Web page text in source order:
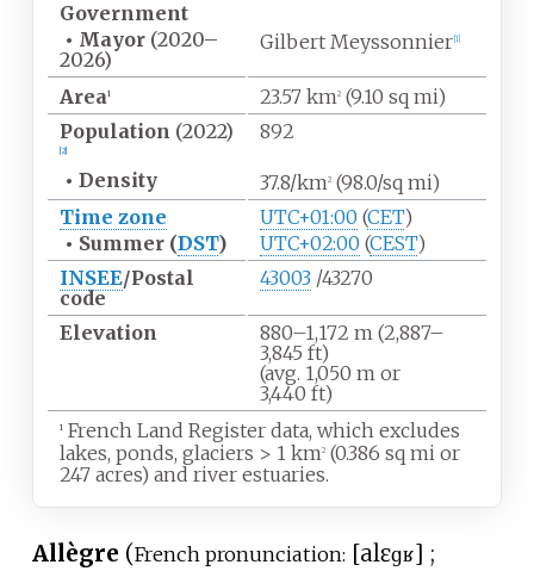
Government
• Mayor (2020–
2026)
Gilbert Meyssonnier 1]
Area1 23.57 km2(9.10 sq mi)
Population (2022)
2]
892
• Density 37.8/km2(98.0/sq mi)
Time zone
UTC+01:00 (CET)
• Summer (DST) UTC+02:00 (CEST)
INSEE/Postal
code
43003/43270
Elevation 880–1,172 m (2,887–
3,845 ft)
(avg. 1,050 m or
3,440 ft)
1French Land Register data, which excludes
lakes, ponds, glaciers > 1 km2(0.386 sq mi or
247 acres) and river estuaries.
Allègre (French pronunciation: [alɛɡʁ] ;